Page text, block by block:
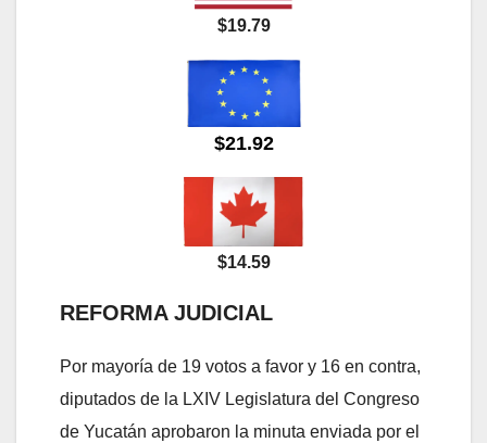
$19.79
$21.92
$14.59
REFORMA JUDICIAL
Por mayoría de 19 votos a favor y 16 en contra,
diputados de la LXIV Legislatura del Congreso
de Yucatán aprobaron la minuta enviada por el